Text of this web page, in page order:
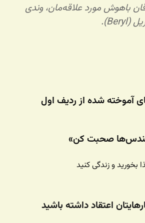
باهوش مورد علاقه‌مان، وندی
آموخته شده از ردیف اول
صحبت کن»
بخورید و زندگی کنید
اعتقاد داشته باشید